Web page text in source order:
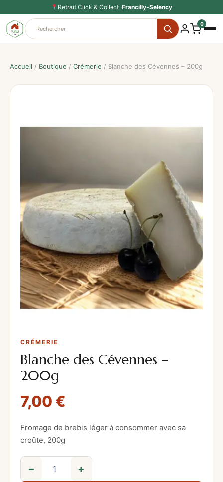
contenu
Retrait Click & Collect ·Francilly-Selency
0
Accueil / Boutique / Crémerie / Blanche des Cévennes – 200g
CRÉMERIE
Blanche des Cévennes –
200g
7,00 €
Fromage de brebis léger à consommer avec sa
croûte, 200g
− +